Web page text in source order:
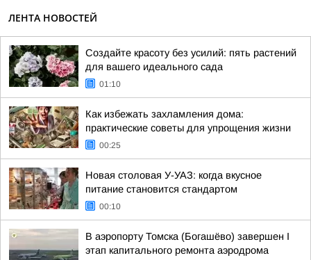
ЛЕНТА НОВОСТЕЙ
Создайте красоту без усилий: пять растений
для вашего идеального сада
01:10
Как избежать захламления дома:
практические советы для упрощения жизни
00:25
Новая столовая У-УАЗ: когда вкусное
питание становится стандартом
00:10
В аэропорту Томска (Богашёво) завершен I
этап капитального ремонта аэродрома